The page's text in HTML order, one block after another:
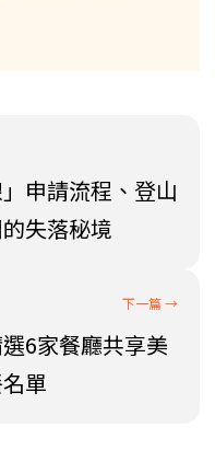
申請流程、登山
失落秘境
6家餐廳共享美
單